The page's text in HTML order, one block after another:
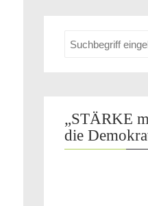
„STÄRKE
die